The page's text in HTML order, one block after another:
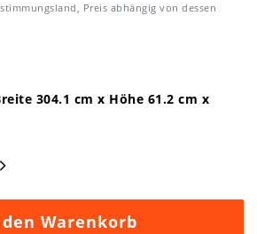
Preis abhängig von dessen
304.1 cm x Höhe 61.2 cm x
Warenkorb